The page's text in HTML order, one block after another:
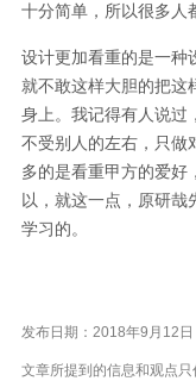
十分简单，所以很多人
设计更加看重的是一种
就不敢这样大胆的把这
身上。我记得有人说过
不受别人的左右，只做
多的是看重甲方的爱好
以，就这一点，原研哉
学习的。
发布日期：2018年9月12
文章所提到的信息和观点